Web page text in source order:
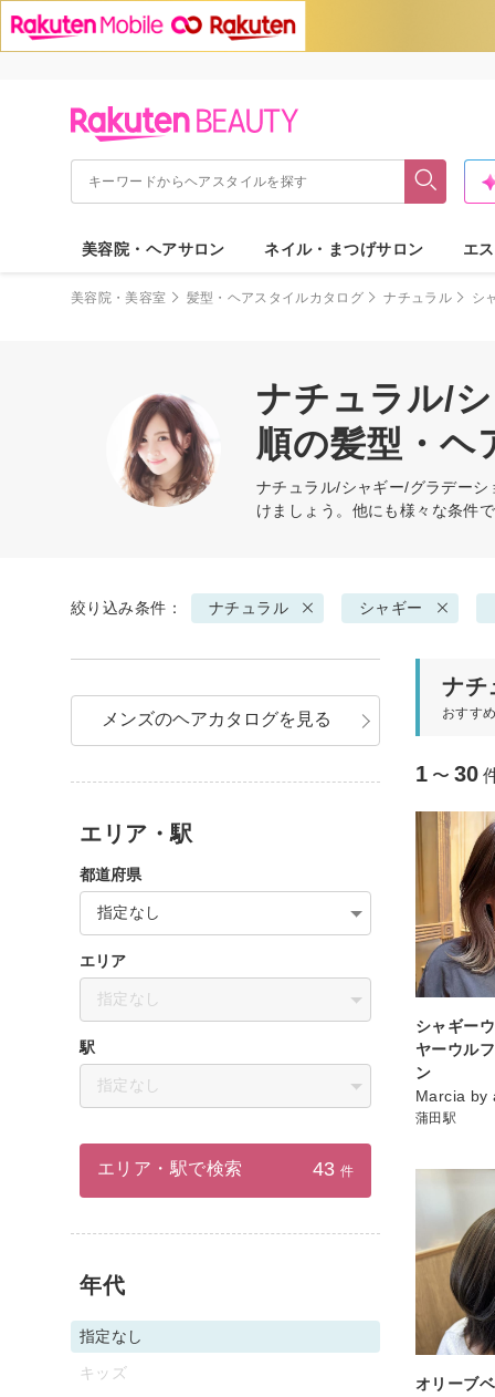
美容院・ヘアサロン ネイル・まつげサロン エ
美容院・美容室 髪型・ヘアスタイルカタログ ナチュラル シ
ナチュラル/
順の髪型・ヘ
ナチュラル/シャギー/グラデー
けましょう。他にも様々な条件
絞り込み条件： ナチュラル シャギー
ナチ
おすす
1 〜 30
シャギー
ヤーウル
ン
Marcia by
蒲田駅
オリーブ
メンズのヘアカタログを見る
エリア・駅
都道府県
指定なし
エリア
指定なし
駅
指定なし
エリア・駅で検索 43 件
年代
指定なし
キッズ